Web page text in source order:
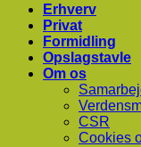
Erhverv
Privat
Formidling
Opslagstavle
Om os
CSR
Cookies